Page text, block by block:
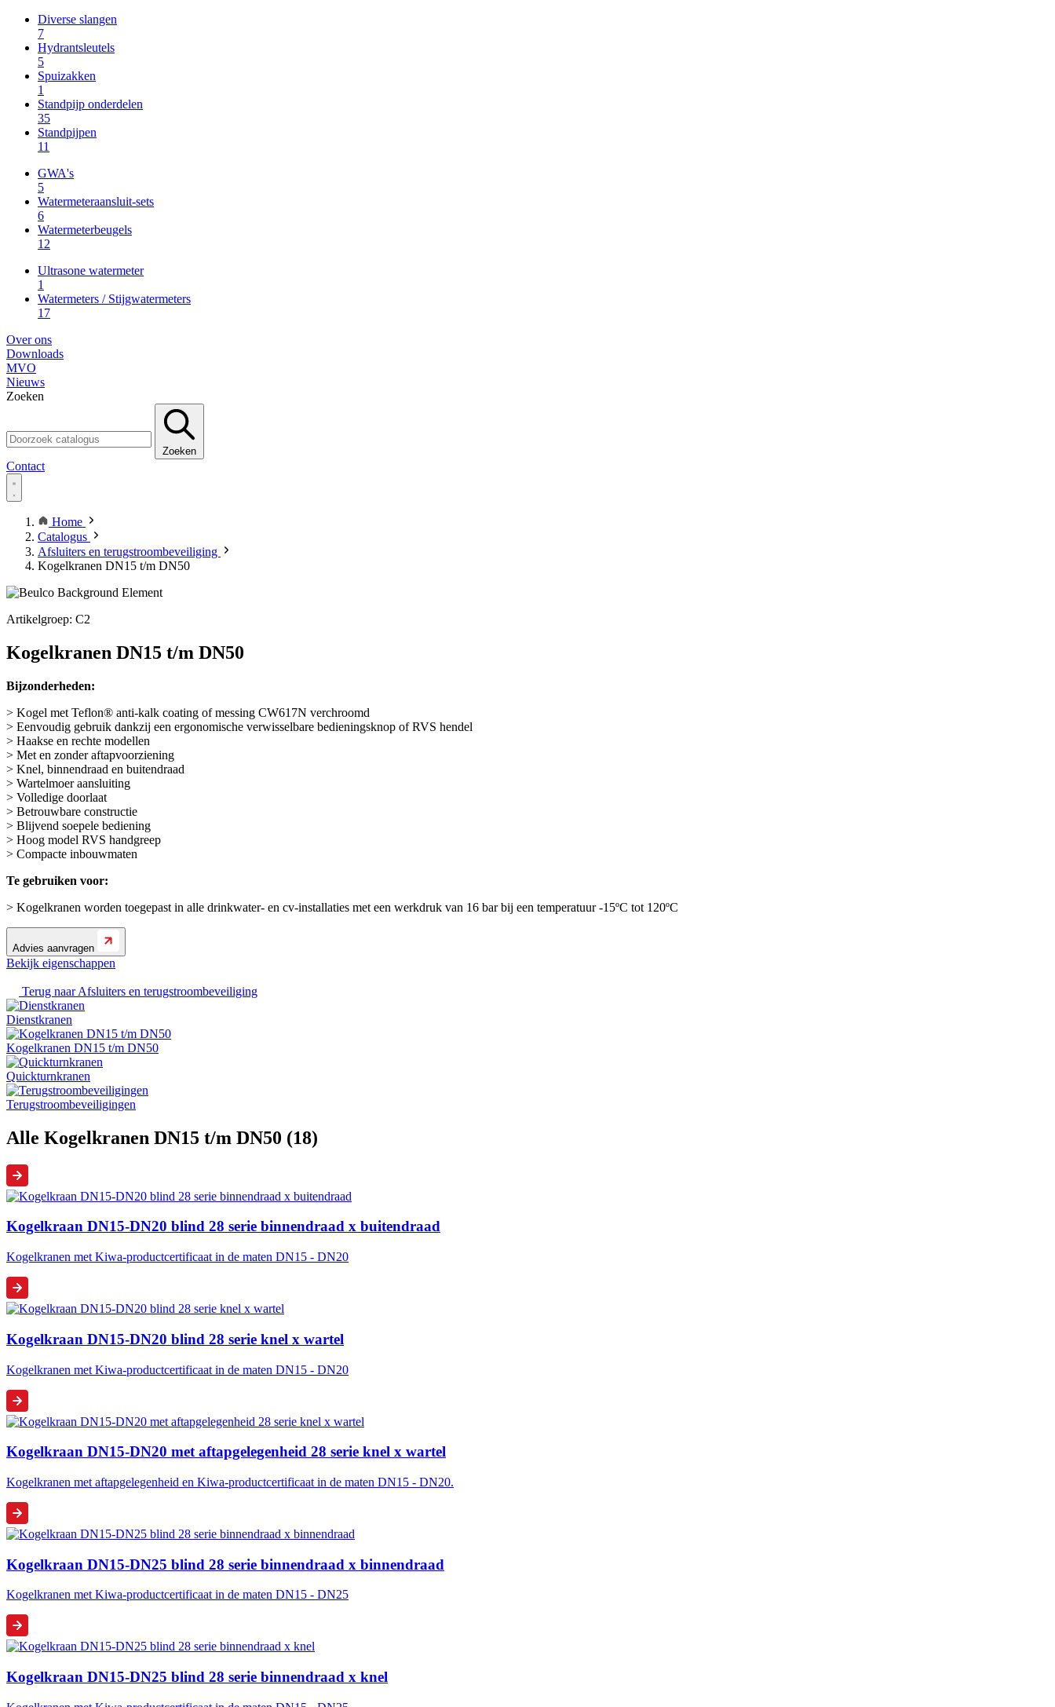
Diverse slangen
7
Hydrantsleutels
5
Spuizakken
1
Standpijp onderdelen
35
Standpijpen
11
GWA's
5
Watermeteraansluit-sets
6
Watermeterbeugels
12
Ultrasone watermeter
1
Watermeters / Stijgwatermeters
17
Over ons
Downloads
MVO
Nieuws
Zoeken
Zoeken
Contact
Home
Catalogus
Afsluiters en terugstroombeveiliging
Kogelkranen DN15 t/m DN50
Artikelgroep: C2
Kogelkranen DN15 t/m DN50
Bijzonderheden:
> Kogel met Teflon® anti-kalk coating of messing CW617N verchroomd
> Eenvoudig gebruik dankzij een ergonomische verwisselbare bedieningsknop of RVS hendel
> Haakse en rechte modellen
> Met en zonder aftapvoorziening
> Knel, binnendraad en buitendraad
> Wartelmoer aansluiting
> Volledige doorlaat
> Betrouwbare constructie
> Blijvend soepele bediening
> Hoog model RVS handgreep
> Compacte inbouwmaten
Te gebruiken voor:
> Kogelkranen worden toegepast in alle drinkwater- en cv-installaties met een werkdruk van 16 bar bij een temperatuur -15ºC tot 120ºC
Advies aanvragen
Bekijk eigenschappen
Terug naarAfsluiters en terugstroombeveiliging
Dienstkranen
Kogelkranen DN15 t/m DN50
Quickturnkranen
Terugstroombeveiligingen
Alle Kogelkranen DN15 t/m DN50 (18)
Kogelkraan DN15-DN20 blind 28 serie binnendraad x buitendraad
Kogelkranen met Kiwa-productcertificaat in de maten DN15 - DN20
Kogelkraan DN15-DN20 blind 28 serie knel x wartel
Kogelkranen met Kiwa-productcertificaat in de maten DN15 - DN20
Kogelkraan DN15-DN20 met aftapgelegenheid 28 serie knel x wartel
Kogelkranen met aftapgelegenheid en Kiwa-productcertificaat in de maten DN15 - DN20.
Kogelkraan DN15-DN25 blind 28 serie binnendraad x binnendraad
Kogelkranen met Kiwa-productcertificaat in de maten DN15 - DN25
Kogelkraan DN15-DN25 blind 28 serie binnendraad x knel